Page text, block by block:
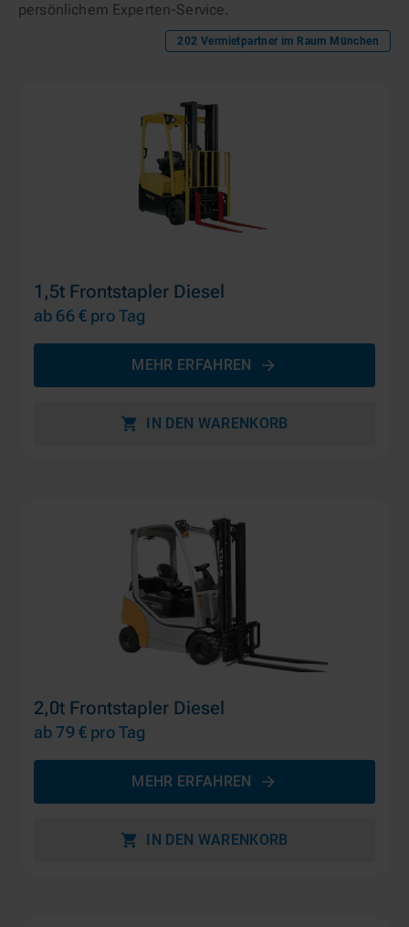
persönlichem Experten-Service.
202 Vermietpartner im Raum München
1,5t Frontstapler Diesel
ab 66 € pro Tag
MEHR ERFAHREN
IN DEN WARENKORB
2,0t Frontstapler Diesel
ab 79 € pro Tag
MEHR ERFAHREN
IN DEN WARENKORB